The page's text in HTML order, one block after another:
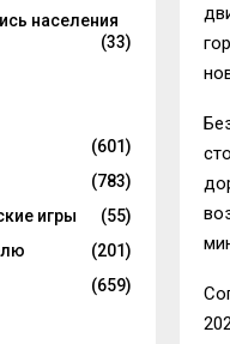
населения
(33)
(601)
(783)
игры
(55)
(201)
(659)